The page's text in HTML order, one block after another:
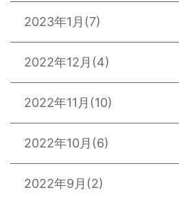
2023年1月 (7)
2022年12月 (4)
2022年11月 (10)
2022年10月 (6)
2022年9月 (2)